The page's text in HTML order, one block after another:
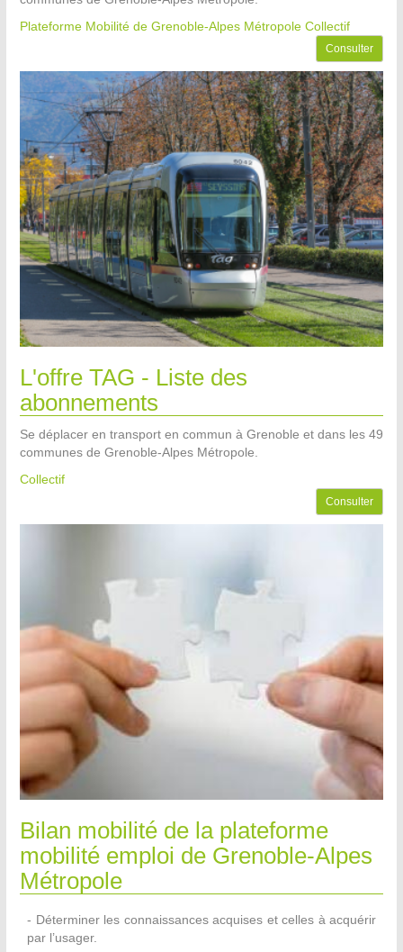
Plateforme Mobilité de Grenoble-Alpes Métropole Collectif
Consulter
L'offre TAG - Liste des
abonnements
Se déplacer en transport en commun à Grenoble et dans les 49
communes de Grenoble-Alpes Métropole.
Collectif
Consulter
Bilan mobilité de la plateforme
mobilité emploi de Grenoble-Alpes
Métropole
- Déterminer les connaissances acquises et celles à acquérir
par l’usager.